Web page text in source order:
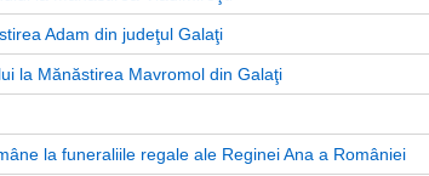
Adam din judeţul Galaţi
la Mănăstirea Mavromol din Galaţi
la funeraliile regale ale Reginei Ana a României